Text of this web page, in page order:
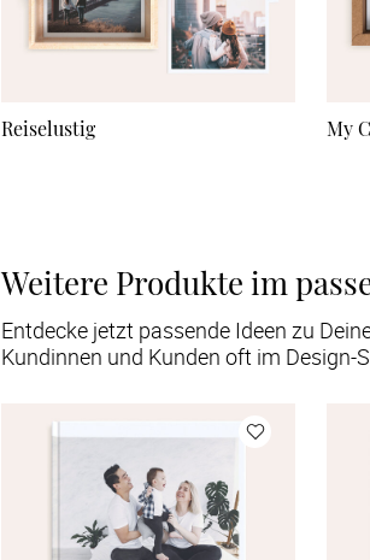
Reiselustig My
Weitere Produkte im
Entdecke jetzt passende Ideen zu
Kundinnen und Kunden oft im Design-